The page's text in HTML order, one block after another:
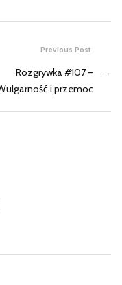
Previous Post
Rozgrywka #107 –
i przemoc
→